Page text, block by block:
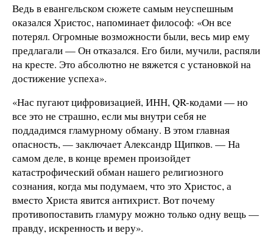
Ведь в евангельском сюжете самым неуспешным
оказался Христос, напоминает философ: «Он все
потерял. Огромные возможности были, весь мир ему
предлагали — Он отказался. Его били, мучили, распяли
на кресте. Это абсолютно не вяжется с установкой на
достижение успеха».
«Нас пугают цифровизацией, ИНН, QR-кодами — но
все это не страшно, если мы внутри себя не
поддадимся гламурному обману. В этом главная
опасность, — заключает Александр Щипков. — На
самом деле, в конце времен произойдет
катастрофический обман нашего религиозного
сознания, когда мы подумаем, что это Христос, а
вместо Христа явится антихрист. Вот почему
противопоставить гламуру можно только одну вещь —
правду, искренность и веру».